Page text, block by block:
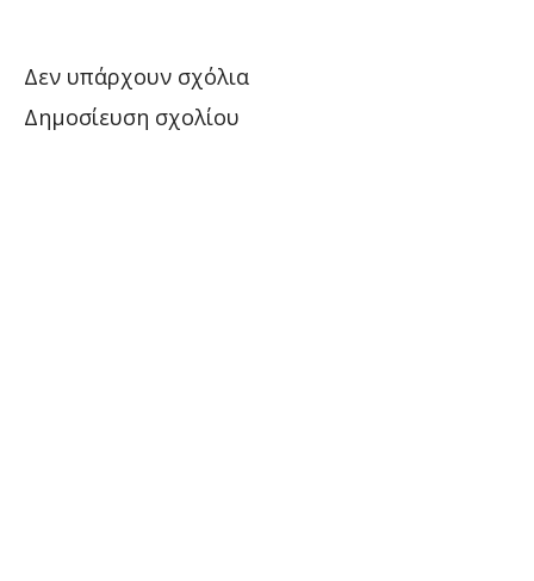
Δεν υπάρχουν σχόλια
Δημοσίευση σχολίου